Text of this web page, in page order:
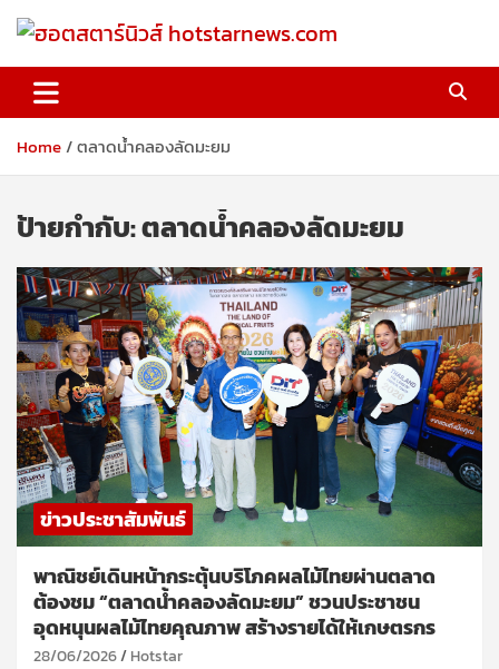
ฮอตสตาร์นิวส์ hotstarnews.com
Home ตลาดน้ำคลองลัดมะยม
ป้ายกำกับ:ตลาดน้ำคลองลัดมะยม
ข่าวประชาสัมพันธ์
พาณิชย์เดินหน้ากระตุ้นบริโภคผลไม้ไทยผ่านตลาด
ต้องชม “ตลาดน้ำคลองลัดมะยม” ชวนประชาชน
อุดหนุนผลไม้ไทยคุณภาพ สร้างรายได้ให้เกษตรกร
28/06/2026 Hotstar